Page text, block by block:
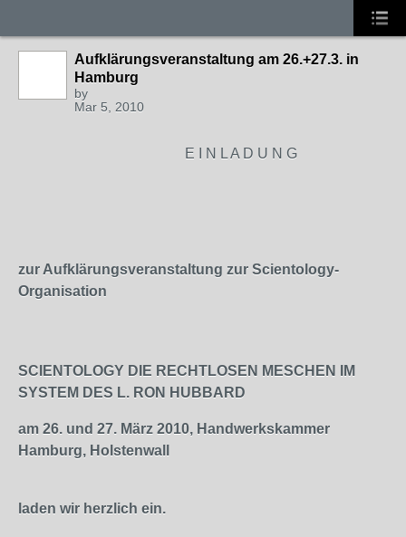
Aufklärungsveranstaltung am 26.+27.3. in
Hamburg
by
Mar 5, 2010
E I N L A D U N G
zur Aufklärungsveranstaltung zur Scientology-
Organisation
SCIENTOLOGY DIE RECHTLOSEN MESCHEN IM
SYSTEM DES L. RON HUBBARD
am 26. und 27. März 2010, Handwerkskammer
Hamburg, Holstenwall
laden wir herzlich ein.